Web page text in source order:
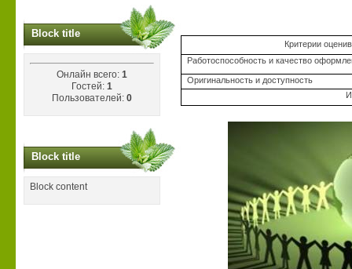
Block title
Онлайн всего: 1
Гостей: 1
Пользователей: 0
Block title
Block content
Критерии
Работоспособность и качество
Оригинальность и доступность